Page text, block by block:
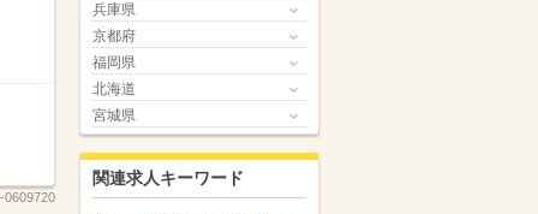
0609720
兵庫県
京都府
福岡県
北海道
宮城県
関連求人キーワード